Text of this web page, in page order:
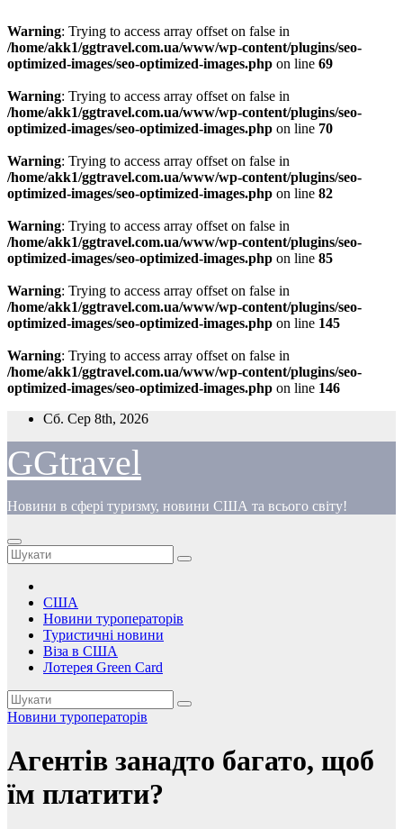
Warning: Trying to access array offset on false in
/home/akk1/ggtravel.com.ua/www/wp-content/plugins/seo-
optimized-images/seo-optimized-images.php on line 69
Warning: Trying to access array offset on false in
/home/akk1/ggtravel.com.ua/www/wp-content/plugins/seo-
optimized-images/seo-optimized-images.php on line 70
Warning: Trying to access array offset on false in
/home/akk1/ggtravel.com.ua/www/wp-content/plugins/seo-
optimized-images/seo-optimized-images.php on line 82
Warning: Trying to access array offset on false in
/home/akk1/ggtravel.com.ua/www/wp-content/plugins/seo-
optimized-images/seo-optimized-images.php on line 85
Warning: Trying to access array offset on false in
/home/akk1/ggtravel.com.ua/www/wp-content/plugins/seo-
optimized-images/seo-optimized-images.php on line 145
Warning: Trying to access array offset on false in
/home/akk1/ggtravel.com.ua/www/wp-content/plugins/seo-
optimized-images/seo-optimized-images.php on line 146
Перейти
вмісту
Сб. Сер 8th, 2026
GGtravel
Новини в сфері туризму, новини США та всього світу!
США
Новини туроператорів
Туристичні новини
Віза в США
Лотерея Green Card
Новини туроператорів
Агентів занадто багато, щоб
їм платити?